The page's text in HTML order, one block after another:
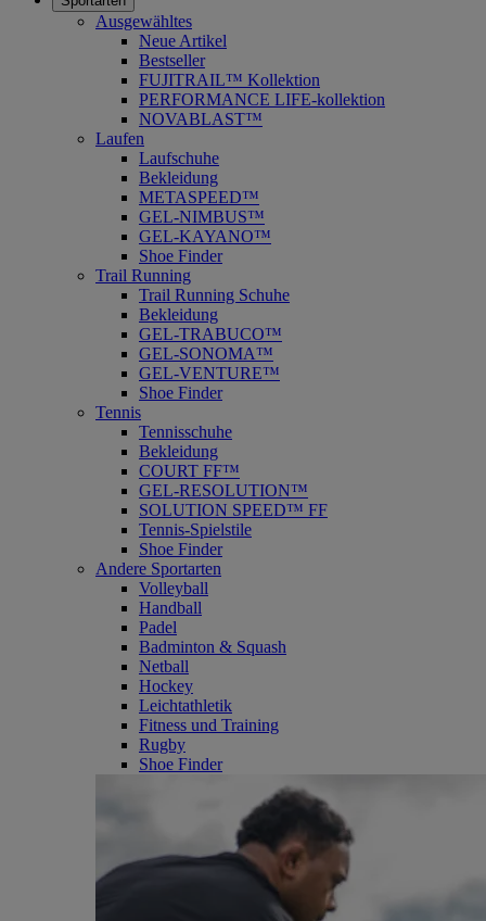
Ausgewähltes
Neue Artikel
Bestseller
FUJITRAIL™ Kollektion
PERFORMANCE LIFE-kollektion
NOVABLAST™
Laufen
Laufschuhe
Bekleidung
METASPEED™
GEL-NIMBUS™
GEL-KAYANO™
Shoe Finder
Trail Running
Trail Running Schuhe
Bekleidung
GEL-TRABUCO™
GEL-SONOMA™
GEL-VENTURE™
Shoe Finder
Tennis
Tennisschuhe
Bekleidung
COURT FF™
GEL-RESOLUTION™
SOLUTION SPEED™ FF
Tennis-Spielstile
Shoe Finder
Andere Sportarten
Volleyball
Handball
Padel
Badminton & Squash
Netball
Hockey
Leichtathletik
Fitness und Training
Rugby
Shoe Finder